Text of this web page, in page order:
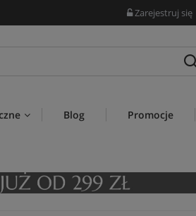
Zarejestruj się
Blog Promocje